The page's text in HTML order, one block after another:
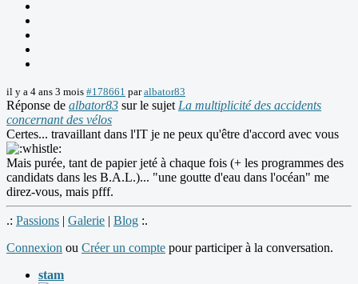
il y a 4 ans 3 mois #178661 paralbator83
Réponse de albator83 sur le sujet La multiplicité des accidents
concernant des vélos
Certes... travaillant dans l'IT je ne peux qu'être d'accord avec vous
Mais purée, tant de papier jeté à chaque fois (+ les programmes des
candidats dans les B.A.L.)... "une goutte d'eau dans l'océan" me
direz-vous, mais pfff.
.: Passions | Galerie | Blog :.
Connexion ou Créer un compte pour participer à la conversation.
stam